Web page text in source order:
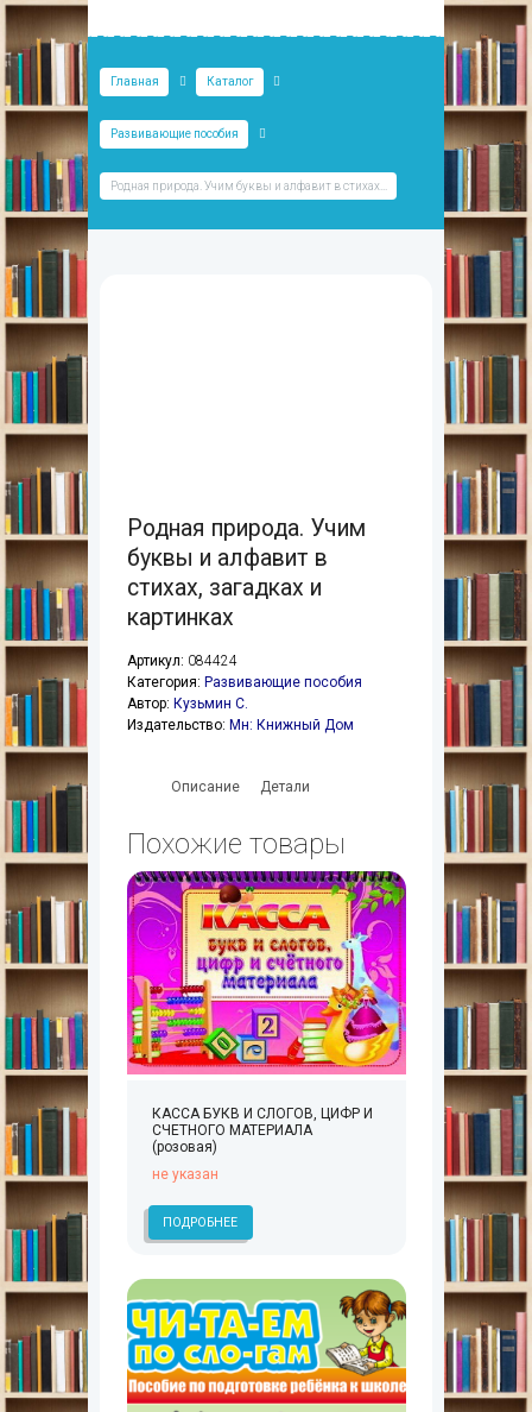
Главная Каталог
Развивающие пособия
Родная природа. Учим буквы и алфавит в стихах...
Родная природа. Учим
буквы и алфавит в
стихах, загадках и
картинках
Артикул: 084424
Категория: Развивающие пособия
Автор: Кузьмин С.
Издательство: Мн: Книжный Дом
Описание Детали
Похожие товары
КАССА БУКВ И СЛОГОВ, ЦИФР И
СЧЕТНОГО МАТЕРИАЛА
(розовая)
не указан
ПОДРОБНЕЕ